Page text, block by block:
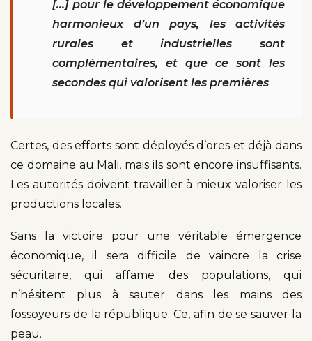
[…] pour le développement économique
harmonieux d’un pays, les activités
rurales et industrielles sont
complémentaires, et que ce sont les
secondes qui valorisent les premières
Certes, des efforts sont déployés d’ores et déjà dans
ce domaine au Mali, mais ils sont encore insuffisants.
Les autorités doivent travailler à mieux valoriser les
productions locales.
Sans la victoire pour une véritable émergence
économique, il sera difficile de vaincre la crise
sécuritaire, qui affame des populations, qui
n’hésitent plus à sauter dans les mains des
fossoyeurs de la république. Ce, afin de se sauver la
peau.